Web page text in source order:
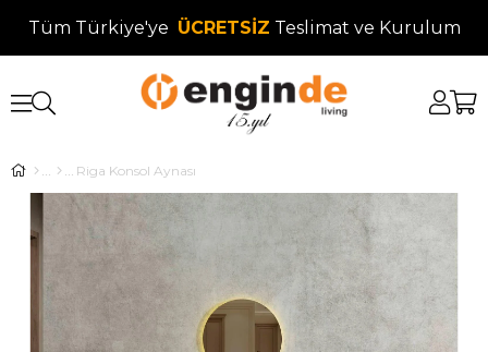
Tüm Türkiye'ye ÜCRETSİZ Teslimat ve Kurulum
Riga Konsol Aynası